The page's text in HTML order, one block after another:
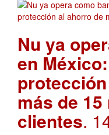
Nu ya
en
más de
clientes.